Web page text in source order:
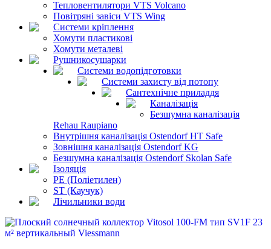
Тепловентилятори VTS Volcano
Повітряні завіси VTS Wing
Системи кріплення
Хомути пластикові
Хомути металеві
Рушникосушарки
Системи водопідготовки
Системи захисту від потопу
Сантехнічне приладдя
Каналізація
Безшумна каналізація
Rehau Raupiano
Внутрішня каналізація Ostendorf HT Safe
Зовнішня каналізація Ostendorf KG
Безшумна каналізація Ostendorf Skolan Safe
Ізоляція
PE (Поліетилен)
ST (Каучук)
Лічильники води